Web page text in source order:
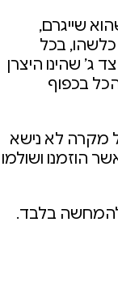
שייגרם,
כלשהו, בכל
ג’ שהינו היצרן
בכפוף
מקרה לא נישא
הוזמנו ושולמו
בלבד.